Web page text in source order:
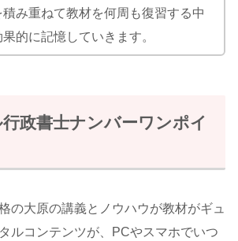
積み重ねて教材を何周も復習する中
的に記憶していきます。
政書士ナンバーワンポイ
の大原の講義とノウハウが教材がギュ
ルコンテンツが、PCやスマホでいつ